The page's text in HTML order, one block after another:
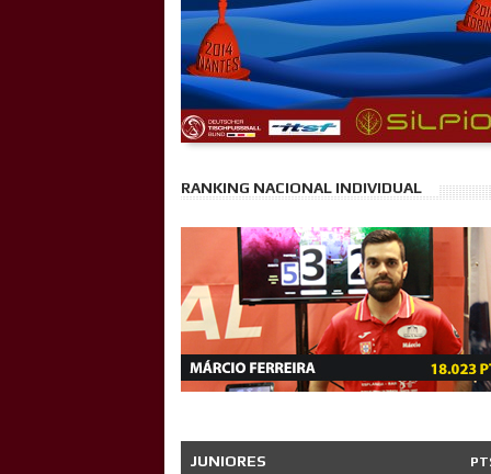
RANKING NACIONAL INDIVIDUAL
JUNIORES